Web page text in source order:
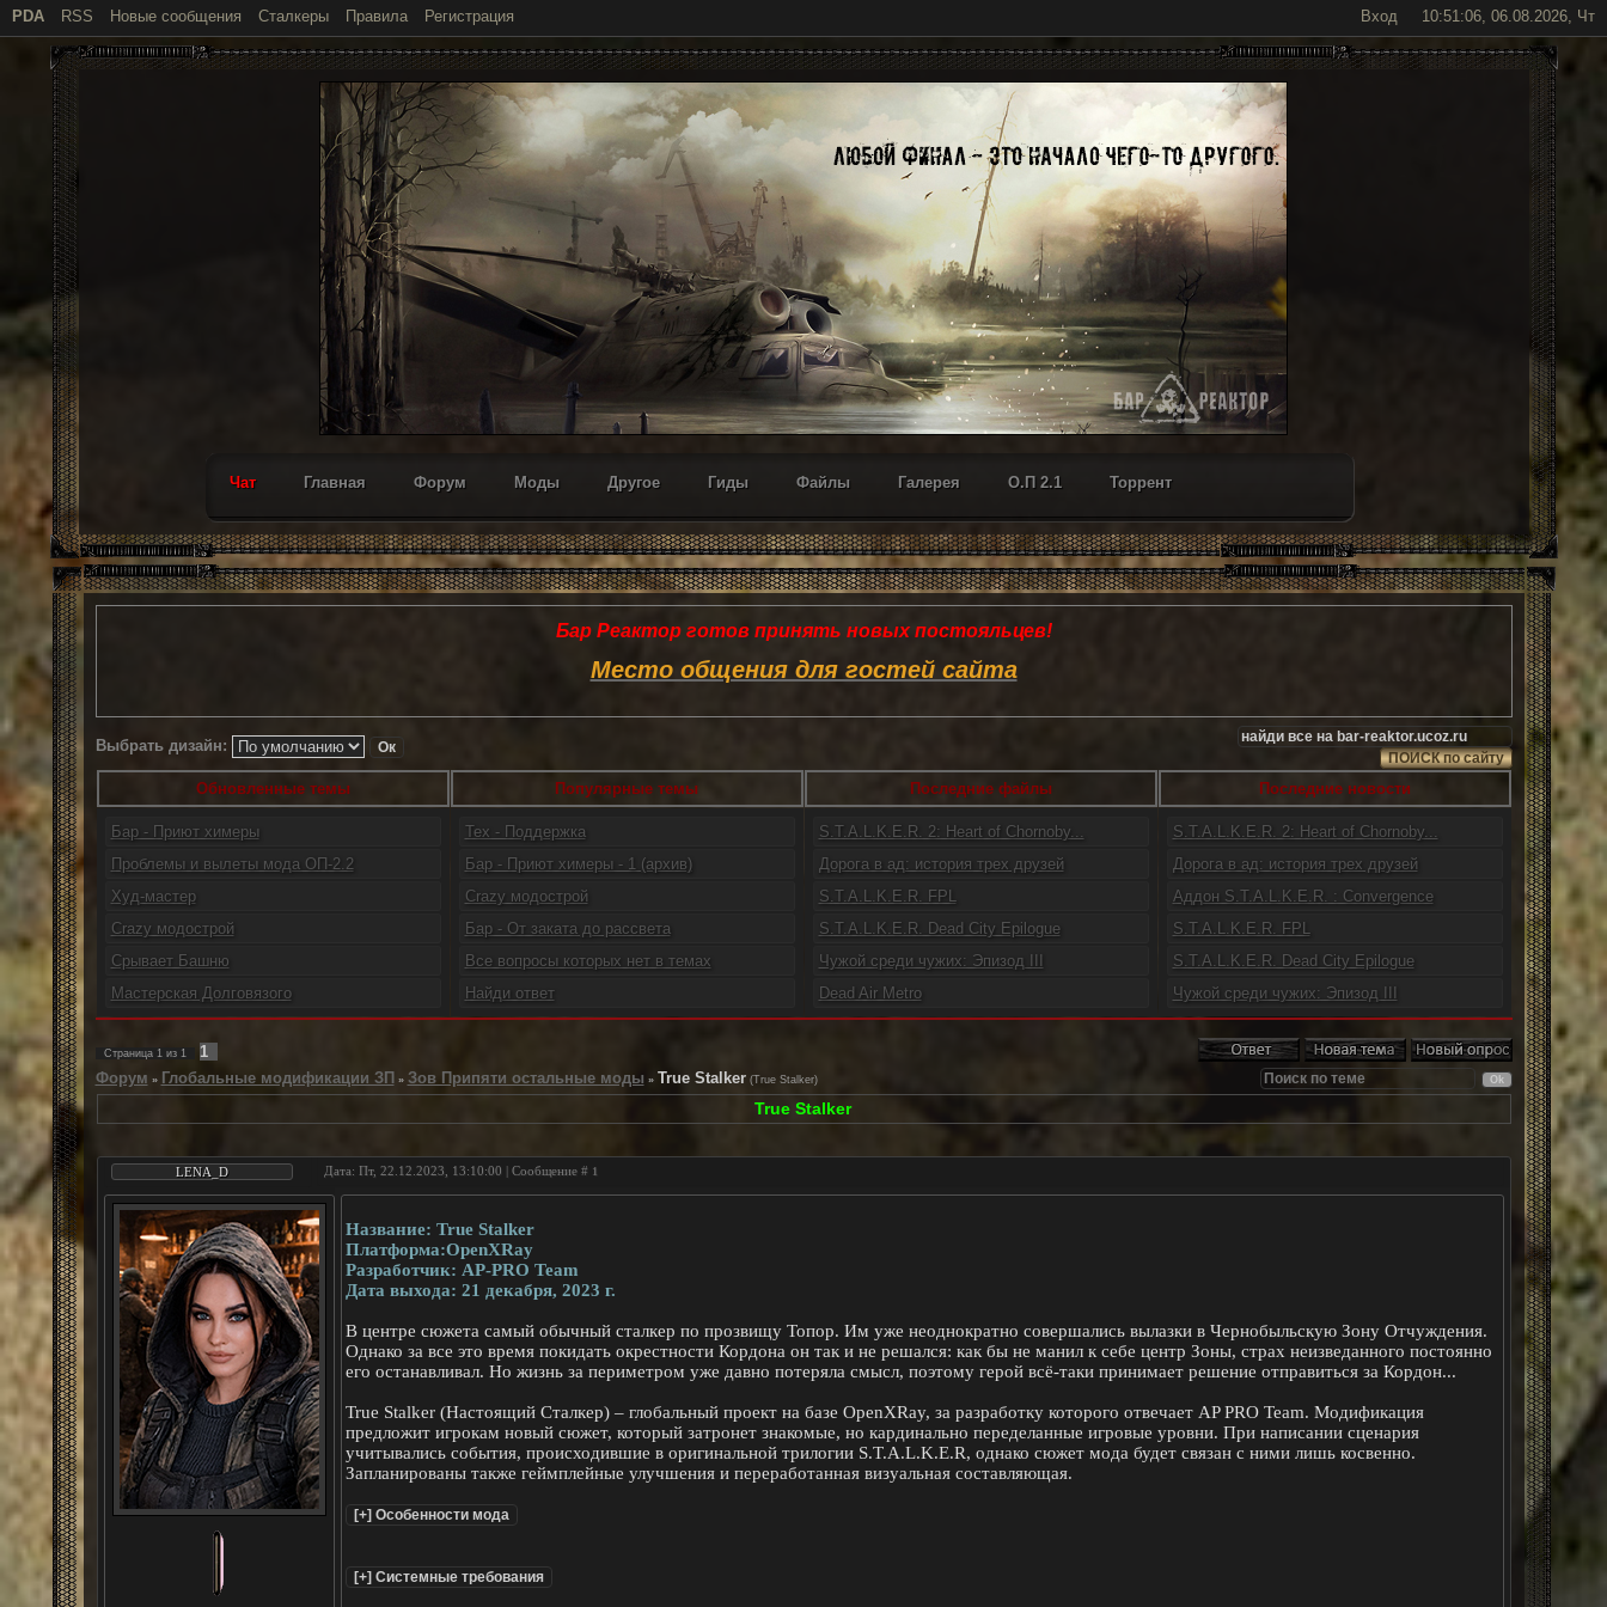
PDA RSS Новые сообщения Сталкеры Правила Регистрация 10:51:06, 06.08.2026, Чт
Вход
Чат Главная Форум Моды Другое Гиды Файлы Галерея О.П 2.1 Торрент
Бар Реактор готов принять новых постояльцев!
Место общения для гостей сайта
Выбрать дизайн:
Обновленные темы Популярные темы Последние файлы Последние новости
Бар - Приют химеры
Проблемы и вылеты мода ОП-2.2
Худ-мастер
Crazy модострой
Срывает Башню
Мастерская Долговязого
Тех - Поддержка
Бар - Приют химеры - 1 (архив)
Crazy модострой
Бар - От заката до рассвета
Все вопросы которых нет в темах
Найди ответ
S.T.A.L.K.E.R. 2: Heart of Chornoby...
Дорога в ад: история трех друзей
S.T.A.L.K.E.R. FPL
S.T.A.L.K.E.R. Dead City Epilogue
Чужой среди чужих: Эпизод III
Dead Air Metro
S.T.A.L.K.E.R. 2: Heart of Chornoby...
Дорога в ад: история трех друзей
Аддон S.T.A.L.K.E.R. : Convergence
S.T.A.L.K.E.R. FPL
S.T.A.L.K.E.R. Dead City Epilogue
Чужой среди чужих: Эпизод III
Страница 1из 1
1
Форум » Глобальные модификации ЗП » Зов Припяти остальные моды » True Stalker (True Stalker)
True Stalker
LENA_D Дата: Пт, 22.12.2023, 13:10:00 | Сообщение # 1
Название: True Stalker
Платформа:OpenXRay
Разработчик: AP-PRO Team
Дата выхода: 21 декабря, 2023 г.
В центре сюжета самый обычный сталкер по прозвищу Топор. Им уже неоднократно совершались вылазки в Чернобыльскую Зону Отчуждения.
Однако за все это время покидать окрестности Кордона он так и не решался: как бы не манил к себе центр Зоны, страх неизведанного постоянно
его останавливал. Но жизнь за периметром уже давно потеряла смысл, поэтому герой всё-таки принимает решение отправиться за Кордон...
True Stalker (Настоящий Сталкер) – глобальный проект на базе OpenXRay, за разработку которого отвечает AP PRO Team. Модификация
предложит игрокам новый сюжет, который затронет знакомые, но кардинально переделанные игровые уровни. При написании сценария
учитывались события, происходившие в оригинальной трилогии S.T.A.L.K.E.R, однако сюжет мода будет связан с ними лишь косвенно.
Запланированы также геймплейные улучшения и переработанная визуальная составляющая.